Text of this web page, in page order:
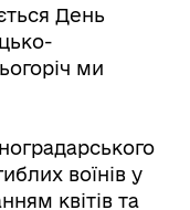
День
ми
воїнів у
квітів та